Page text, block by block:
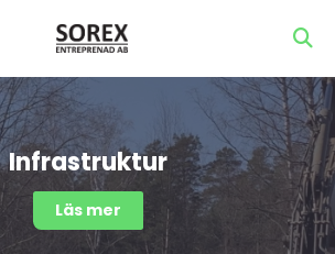
Infrastruktur
Läs mer